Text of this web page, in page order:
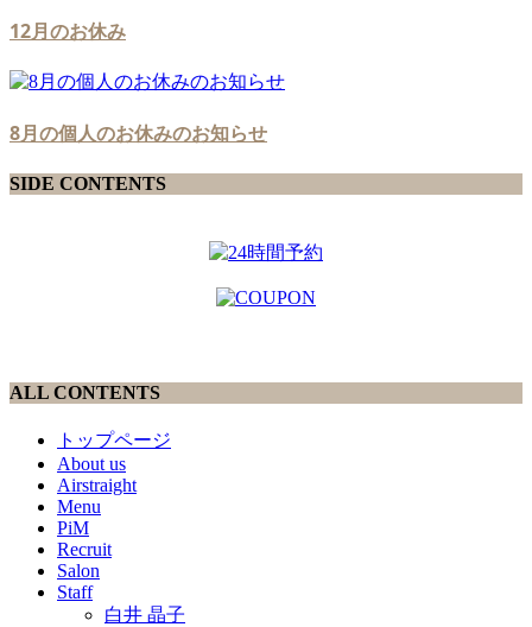
12月のお休み
8月の個人のお休みのお知らせ
SIDE CONTENTS
ALL CONTENTS
トップページ
About us
Airstraight
Menu
PiM
Recruit
Salon
Staff
白井 晶子